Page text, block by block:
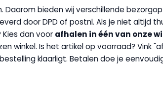
bieden wij verschillende
door DPD of postnl. Als je niet altijd
Kies dan voor afhalen in één van onze
winkel. Is het artikel op voorraad? Vink
klaarligt. Betalen doe je